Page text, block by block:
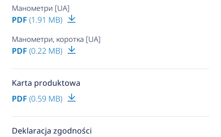
Манометри [UA]
PDF (1.91 MB)
Манометри, коротка [UA]
PDF (0.22 MB)
Karta produktowa
PDF (0.59 MB)
Deklaracja zgodności